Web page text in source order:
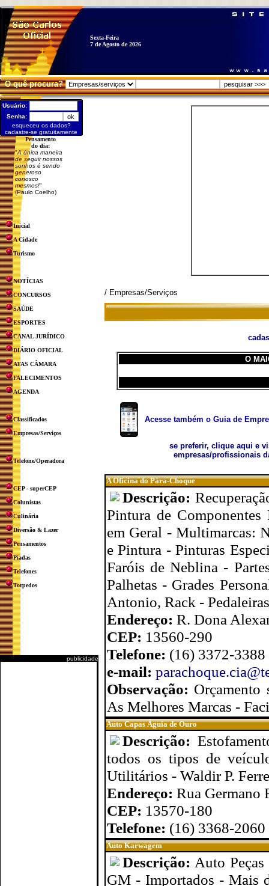
Sexta-Feira
7 de Agosto de 2026
O quê procura?
Usuário:
Senha:
esqueceu os dados?
cadastre-se gratuitamente
Pensamento
do dia:
"A única maneira
de seguir nossos
sonhos é sendo
generoso
conosco
mesmos!"
(Paulo Coelho)
Inicial
A Cidade
Turismo
NOTÍCIAS
CONCURSOS
SAÚDE
ESPORTES
CANAL JURÍDICO
DIÁRIO OFICIAL
ATAS CÂMARA
FALECIMENTOS
AGENDA
Classificados
Empresas/Serviços
Telefone/Operadora
CEP - superCEP
Colunistas
Culinária
Diversão & Lazer
Pensamentos
Piadas
Telefones
Torpedos
publicidade
/ Empresas/Serviços
O
Acesse também o Guia de
se preferir, clique aqui e
empresas/profissionais
A Oficina do Pára-Choque
Descrição:
Pintura de Componentes
em Geral - Multimarcas:
e Pintura - Pinturas
Faróis de Neblina -
Palhetas - Grades
Antonio, Rack -
Endereço: R. Dona
CEP: 13560-290
Telefone: (16) 3372-
e-mail:
Observação: Orçamento
As Melhores Marcas -
Auto Capas Águia de Ouro
Descrição:
todos os tipos de
Utilitários - Waldir P.
Endereço: Rua Germano
CEP: 13570-180
Telefone: (16) 3368-2060
Auto Karwagem
Descrição: Auto
GM - Importados - Mais